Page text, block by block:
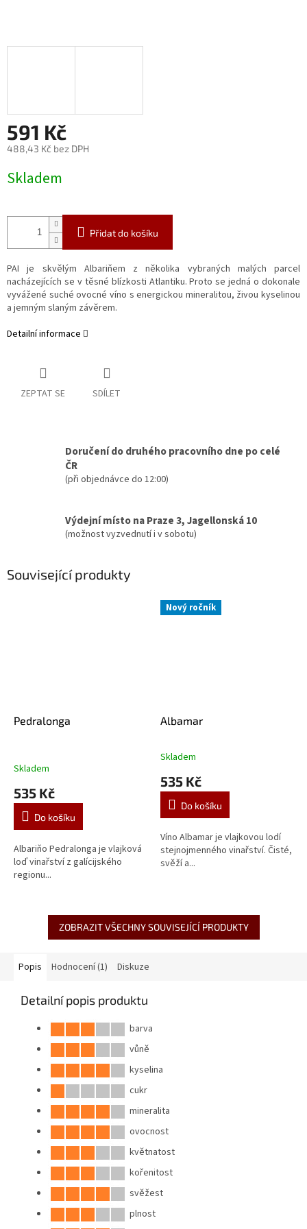
591 Kč
488,43 Kč bez DPH
cena:
Skladem
Přidat do košíku
PAI je skvělým Albariňem z několika vybraných malých parcel
nacházejících se v těsné blízkosti Atlantiku. Proto se jedná o dokonale
vyvážené suché ovocné víno s energickou mineralitou, živou kyselinou
a jemným slaným závěrem.
Detailní informace
ZEPTAT SE SDÍLET
Doručení do druhého pracovního dne po celé
ČR
(při objednávce do 12:00)
Výdejní místo na Praze 3, Jagellonská 10
(možnost vyzvednutí i v sobotu)
Související produkty
Pedralonga
Skladem
535 Kč
Do košíku
Albariňo Pedralonga je vlajková
loď vinařství z galícijského
regionu...
Nový ročník
Albamar
Průměrné
produktu
5,0
5
hvězdiček.
Skladem
535 Kč
Do košíku
Víno Albamar je vlajkovou lodí
stejnojmenného vinařství. Čisté,
svěží a...
ZOBRAZIT VŠECHNY SOUVISEJÍCÍ PRODUKTY
Popis Hodnocení (1) Diskuze
Detailní popis produktu
barva
vůně
kyselina
cukr
mineralita
ovocnost
květnatost
kořenitost
svěžest
plnost